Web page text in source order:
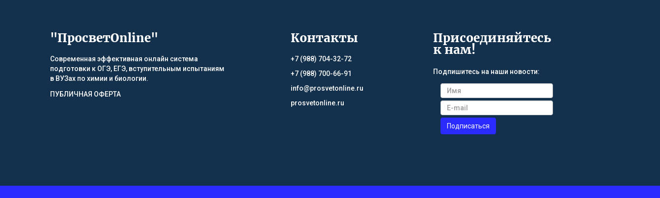
"ПросветOnline"
Современная эффективная онлайн система
подготовки к ОГЭ, ЕГЭ, вступительным испытаниям
в ВУЗах по химии и биологии.
ПУБЛИЧНАЯ ОФЕРТА
Контакты
+7 (988) 704-32-72
+7 (988) 700-66-91
info@prosvetonline.ru
prosvetonline.ru
Присоединяйтесь
к нам!
Подпишитесь на наши новости: